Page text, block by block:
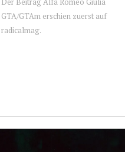
GTA/GTAm erschien zuerst auf
radicalmag.